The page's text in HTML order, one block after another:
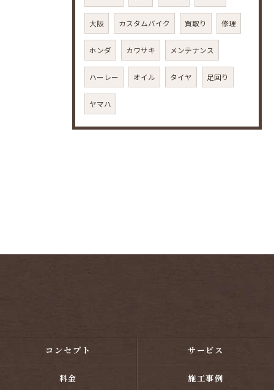
大阪 カスタムバイク 買取り 修理
ホンダ カワサキ メンテナンス
ハーレー オイル タイヤ 足回り
ヤマハ
コンセプト サービス
料金 施工事例